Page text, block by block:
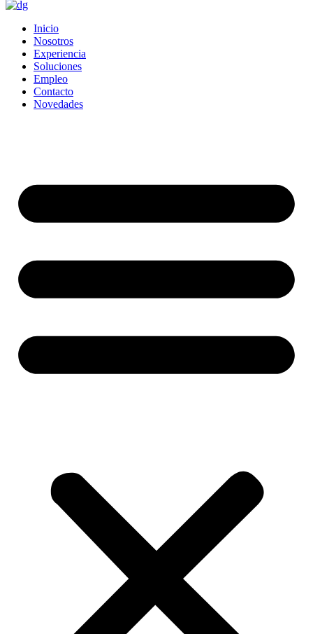
Inicio
Nosotros
Experiencia
Soluciones
Empleo
Contacto
Novedades